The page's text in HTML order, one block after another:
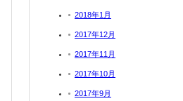
2018年1月
2017年12月
2017年11月
2017年10月
2017年9月